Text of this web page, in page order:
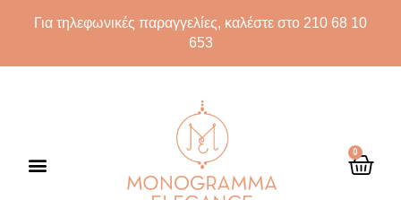
Για τηλεφωνικές παραγγελίες, καλέστε στο 210 68 10
653
0